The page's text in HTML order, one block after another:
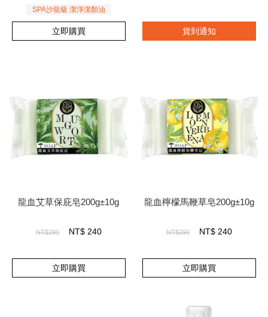
SPA沙龍級 潔淨潔顏油
立即購買 貨到通知
龍血艾草保庇皂200g±10g
NT$290 NT$ 240
立即購買
龍血檸檬馬鞭草皂200g±10g
NT$290 NT$ 240
立即購買